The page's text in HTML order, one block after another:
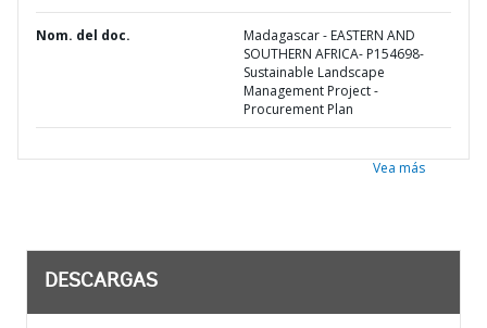
Nom. del doc.
Madagascar - EASTERN AND
SOUTHERN AFRICA- P154698-
Sustainable Landscape
Management Project -
Procurement Plan
Vea más
DESCARGAS